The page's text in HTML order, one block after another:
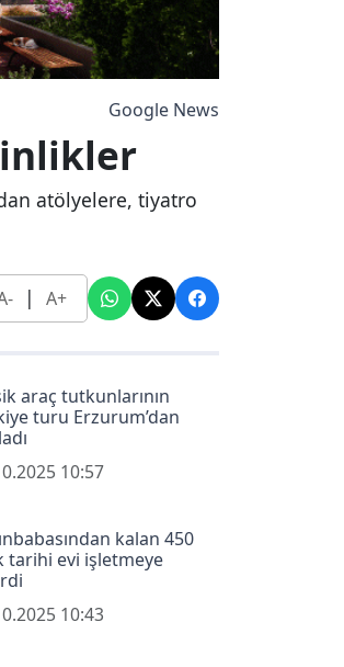
Google News
atölyelere, tiyatro
| A+
araç tutkunlarının
turu Erzurum’dan
10:57
kalan 450
tarihi evi işletmeye
10:43